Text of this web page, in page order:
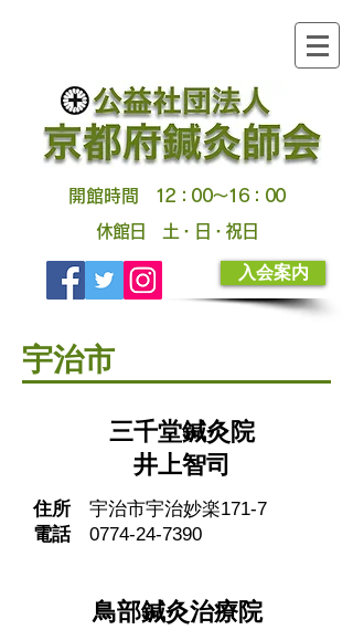
開館時間 12：00～16：00
休館日
土・日・祝日
入会案内
宇治市
​三千堂鍼灸院
井上智司
住所 宇治市宇治妙楽171-7
電話 0774-24-7390
​鳥部鍼灸治療院